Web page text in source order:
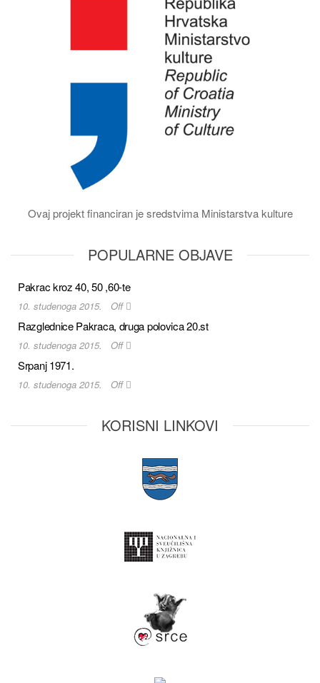
Ovaj projekt financiran je sredstvima Ministarstva kulture
POPULARNE OBJAVE
Pakrac kroz 40, 50 ,60-te
10. studenoga 2015. Off
Razglednice Pakraca, druga polovica 20.st
10. studenoga 2015. Off
Srpanj 1971.
10. studenoga 2015. Off
KORISNI LINKOVI